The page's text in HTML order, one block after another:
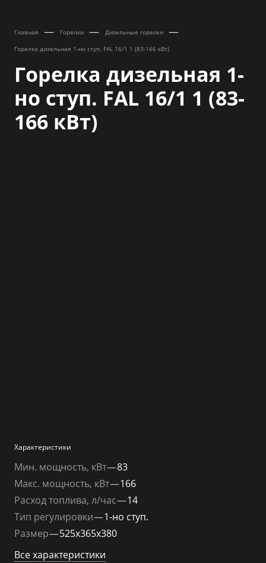
Главная — Горелки — Дизельные горелки —
Горелка дизельная 1-но ступ. FAL 16/1 1 (83-166 кВт)
Горелка дизельная 1-
но ступ. FAL 16/1 1 (83-
166 кВт)
Характеристики
Мин. мощность, кВт—83
Макс. мощность, кВт—166
Расход топлива, л/час—14
Тип регулировки—1-но ступ.
Размер—525x365x380
Все характеристики